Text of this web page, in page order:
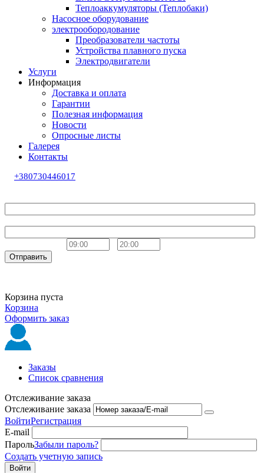
Теплоаккумуляторы (Теплобаки)
Насосное оборудование
электрообородование
Преобразователи частоты
Устройства плавного пуска
Электродвигатели
Услуги
Информация
Доставка и оплата
Гарантии
Полезная информация
Новости
Опросные листы
Галерея
Контакты
+380730446017
Отправить
Корзина пуста
Корзина
Оформить заказ
Заказы
Список сравнения
Отслеживание заказа
Отслеживание заказа
ВойтиРегистрация
E-mail
ПарольЗабыли пароль?
Создать учетную запись
Войти